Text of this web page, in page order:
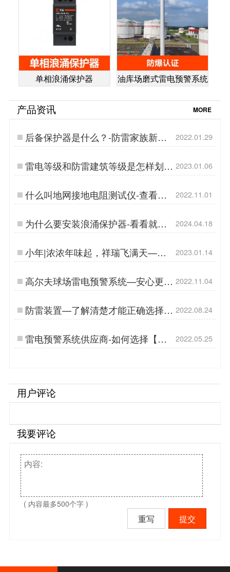
单相浪涌保护器 油库场磨式雷电预警系统
产品资讯 MORE
后备保护器是什么？-防雷家族新产
品[杭州易造]…
2022.01.29
雷电等级和防雷建筑等级是怎样划分
的-你想知道的都在这里【易造防
雷】…
2023.01.06
什么叫地网接地电阻测试仪-查看详
情【易造防雷】…
2022.11.01
为什么要安装浪涌保护器-看看就知
道了-易造防雷…
2024.04.18
小年|浓浓年味起，祥瑞飞满天——
【杭州易造】…
2023.01.14
高尔夫球场雷电预警系统—安心更放
心的解决方案【易造防雷】…
2022.11.04
防雷装置—了解清楚才能正确选择
【杭州易造】…
2022.08.24
雷电预警系统供应商-如何选择【易
造防雷】…
2022.05.25
用户评论
我要评论
( 内容最多500个字 )
重写 提交